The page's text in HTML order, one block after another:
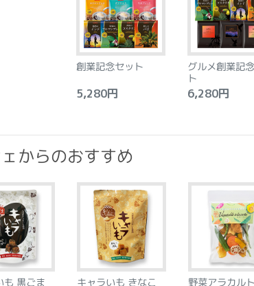
創業記念セット
5,280円
グルメ創業記
ト
6,280円
からのおすすめ
も 黒ごま キャラいも きなこ 野菜アラカルト